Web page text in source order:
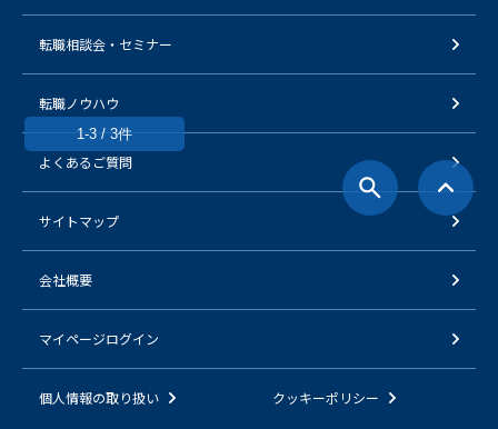
1-3 / 3件
転職相談会・セミナー
転職ノウハウ
よくあるご質問
サイトマップ
会社概要
マイページログイン
個人情報の取り扱い クッキーポリシー